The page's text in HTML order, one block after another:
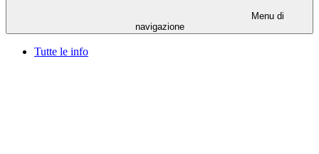
Menu di
navigazione
Tutte le info